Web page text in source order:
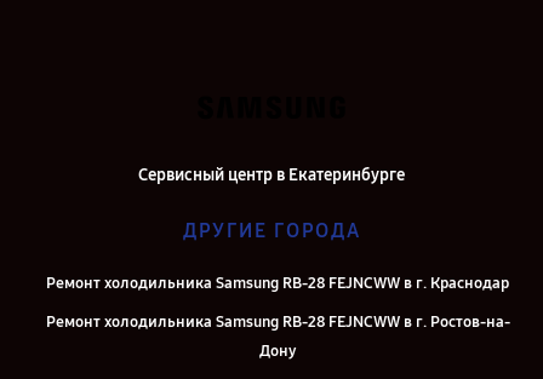
Сервисный центр в Екатеринбурге
ДРУГИЕ ГОРОДА
Ремонт холодильника Samsung RB-28 FEJNCWW в г. Краснодар
Ремонт холодильника Samsung RB-28 FEJNCWW в г. Ростов-на-
Дону